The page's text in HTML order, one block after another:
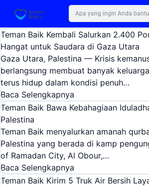
Teman Baik Kembali Salurkan 2.400
Hangat untuk Saudara di Gaza Utara
Gaza Utara, Palestina — Krisis
berlangsung membuat banyak
terus hidup dalam kondisi penuh…
Baca Selengkapnya
Teman Baik Bawa Kebahagiaan
Palestina
Teman Baik menyalurkan amanah
Palestina yang berada di kamp
of Ramadan City, Al Obour,…
Baca Selengkapnya
Teman Baik Kirim 5 Truk Air Bersih